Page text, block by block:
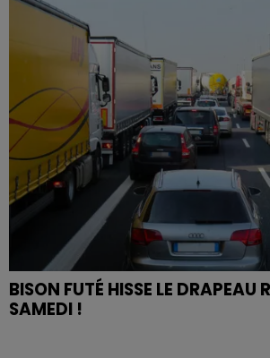
BISON FUTÉ HISSE LE DRAPEAU
SAMEDI !